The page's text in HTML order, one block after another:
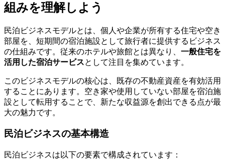
組みを理解しよう
民泊ビジネスモデルとは、個人や企業が所有する住宅や空き
部屋を、短期間の宿泊施設として旅行者に提供するビジネス
の仕組みです。従来のホテルや旅館とは異なり、 一般住宅を
活用した宿泊サービスとして注目を集めています。
このビジネスモデルの核心は、既存の不動産資産を有効活用
することにあります。空き家や使用していない部屋を宿泊施
設として転用することで、新たな収益源を創出できる点が最
大の魅力です。
民泊ビジネスの基本構造
民泊ビジネスは以下の要素で構成されています：